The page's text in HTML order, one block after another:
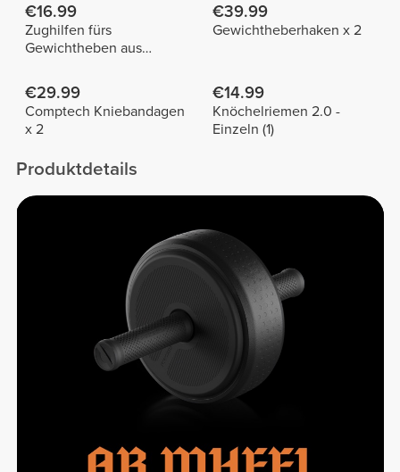
€16.99
Zughilfen fürs
Gewichtheben aus
€39.99
Gewichtheberhaken x 2
€29.99
Comptech Kniebandagen
x 2
€14.99
Knöchelriemen 2.0 -
Einzeln (1)
Produktdetails